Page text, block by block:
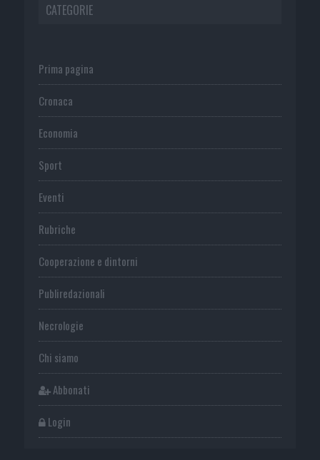
CATEGORIE
Prima pagina
Cronaca
Economia
Sport
Eventi
Rubriche
Cooperazione e dintorni
Publiredazionali
Necrologie
Chi siamo
Abbonati
Login